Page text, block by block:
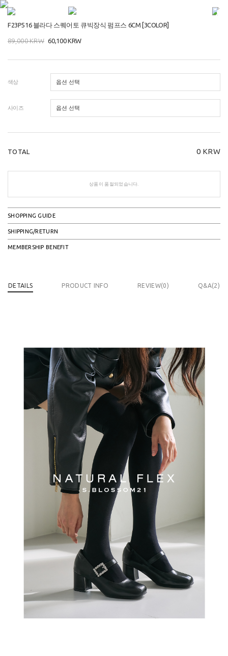
F23P516 블라다 스퀘어토 큐빅장식 펌프스 6CM [3COLOR]
89,000KRW 60,100KRW
색상
사이즈
TOTAL 0 KRW
상품이 품절되었습니다.
SHOPPING GUIDE
SHIPPING/RETURN
MEMBERSHIP BENEFIT
DETAILS PRODUCT INFO REVIEW(0) Q&A(2)